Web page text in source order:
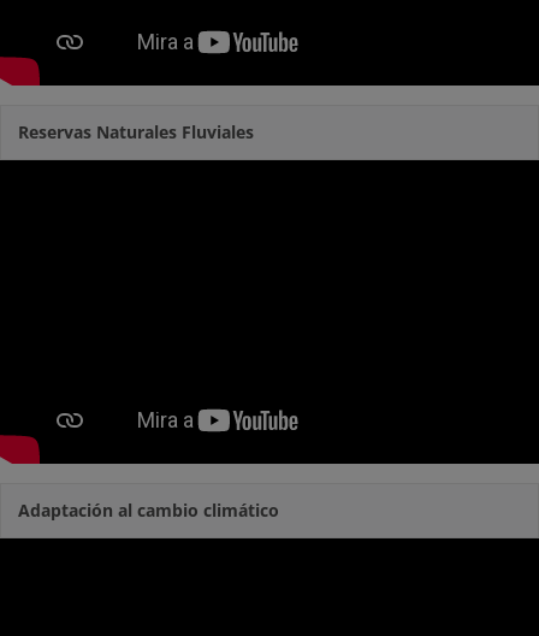
Reservas Naturales Fluviales
Adaptación al cambio climático